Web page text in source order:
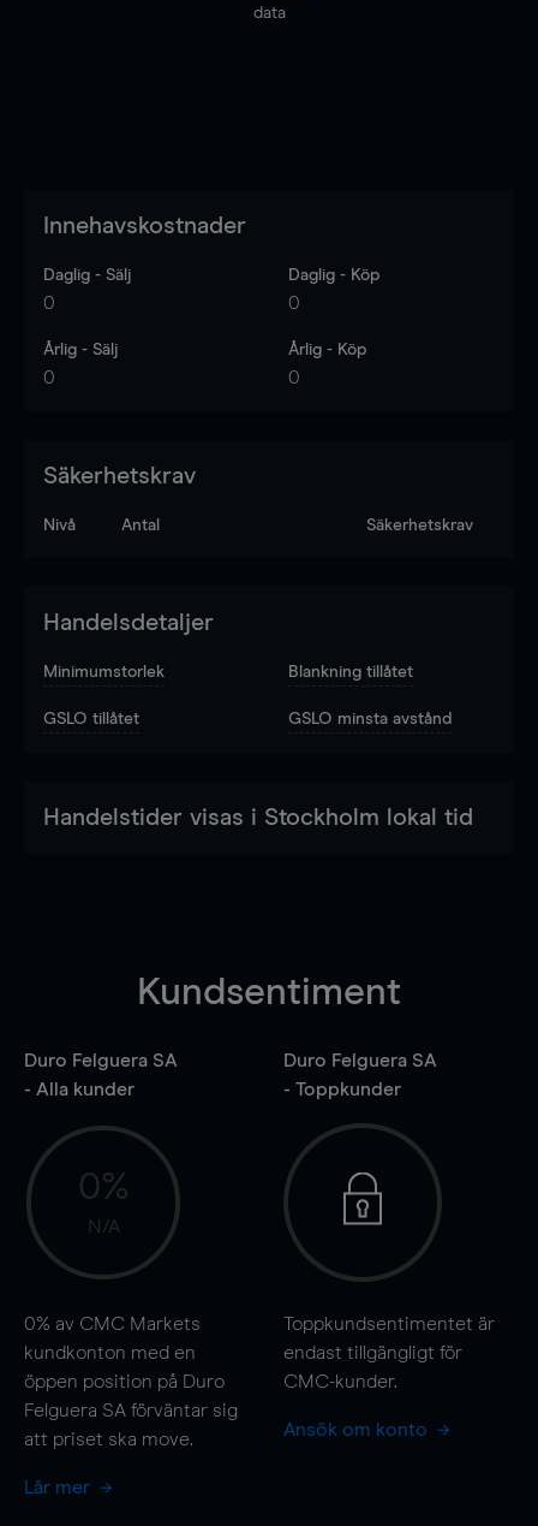
data
Innehavskostnader
Daglig - Sälj
0
Daglig - Köp
0
Årlig - Sälj
0
Årlig - Köp
0
Säkerhetskrav
Nivå Antal Säkerhetskrav
Handelsdetaljer
Minimumstorlek Blankning tillåtet
GSLO tillåtet GSLO minsta avstånd
Handelstider visas i Stockholm lokal tid
Kundsentiment
Duro Felguera SA
- Alla kunder
0%
N/A
0% av CMC Markets
kundkonton med en
öppen position på Duro
Felguera SA förväntar sig
att priset ska move.
Lär mer
Duro Felguera SA
- Toppkunder
Toppkundsentimentet är
endast tillgängligt för
CMC-kunder.
Ansök om konto